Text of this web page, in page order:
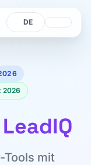
Sprache
Sprache
2026
LeadIQ
Tools mit